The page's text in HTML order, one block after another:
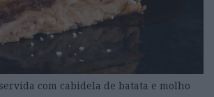
com cabidela de batata e molho